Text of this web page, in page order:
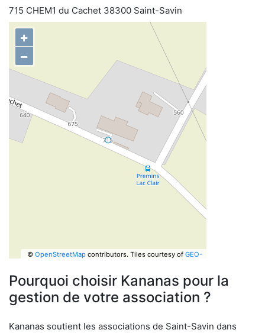
715 CHEM1 du Cachet 38300 Saint-Savin
+
−
© OpenStreetMapcontributors. Tiles courtesy of GEO-
Pourquoi choisir Kananas pour la
gestion de votre association ?
Kananas soutient les associations de Saint-Savin dans